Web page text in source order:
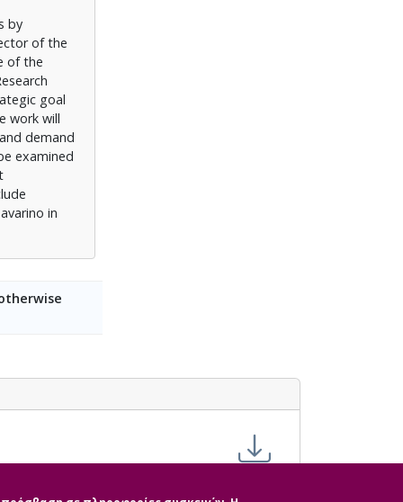
by
of the
of the
goal
work will
demand
examined
in